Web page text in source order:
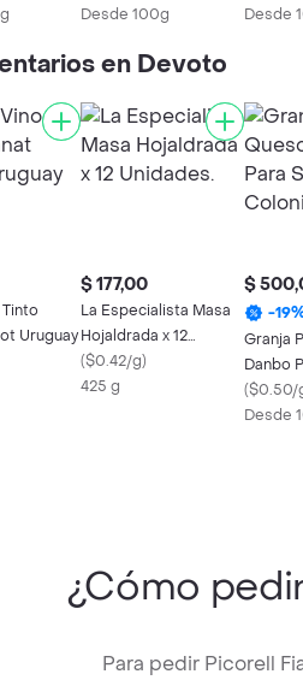
Desde 100g
Desde
en Devoto
Uruguay
$ 177,00
La Especialista Masa
Hojaldrada x 12
Unidades.
($0.42/g)
425 g
$
-19
Granja
Danbo
Colonial
($0.50/
Desde
¿Cómo
Para pedir Picorell